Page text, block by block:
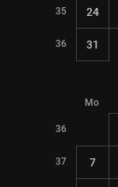
35 24
36 31
Mo
36
37 7